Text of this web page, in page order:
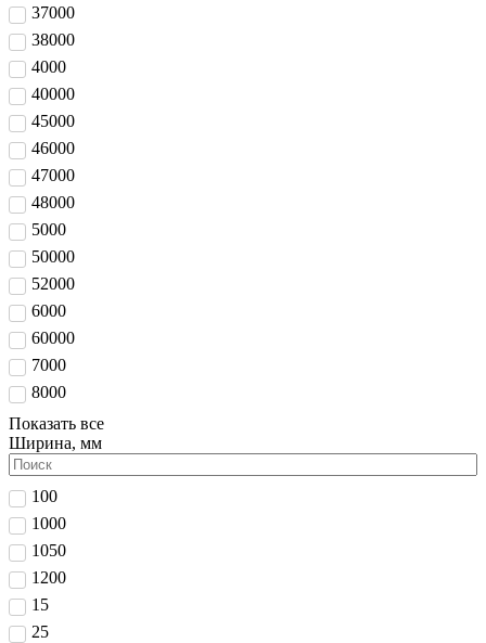
37000
38000
4000
40000
45000
46000
47000
48000
5000
50000
52000
6000
60000
7000
8000
Показать все
Ширина, мм
100
1000
1050
1200
15
25